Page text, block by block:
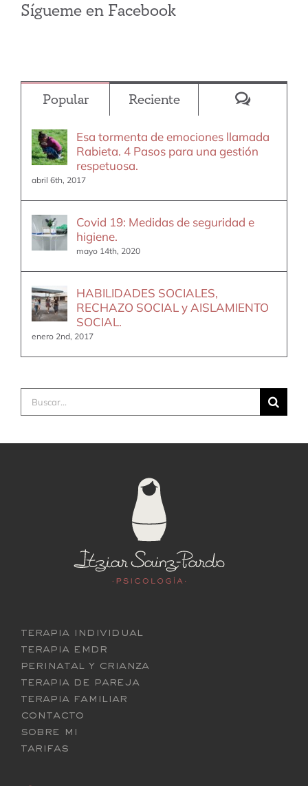
Sígueme en Facebook
Popular Reciente
Esa tormenta de emociones llamada
Rabieta. 4 Pasos para una gestión
respetuosa.
abril 6th, 2017
Covid 19: Medidas de seguridad e
higiene.
mayo 14th, 2020
HABILIDADES SOCIALES,
RECHAZO SOCIAL y AISLAMIENTO
SOCIAL.
enero 2nd, 2017
Buscar:
terapia individual
terapia emdr
perinatal y crianza
terapia de pareja
terapia familiar
contacto
sobre mi
tarifas